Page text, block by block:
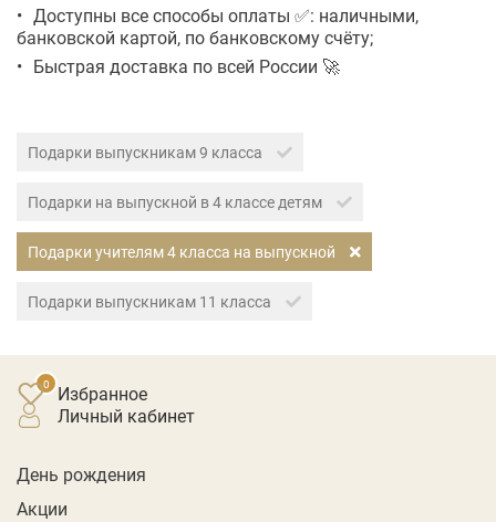
Доступны все способы оплаты ✅: наличными,
банковской картой, по банковскому счёту;
Быстрая доставка по всей России 🚀
Подарки выпускникам 9 класса
Подарки на выпускной в 4 классе детям
Подарки учителям 4 класса на выпускной
Подарки выпускникам 11 класса
Избранное
личный кабинет
День рождения
Акции